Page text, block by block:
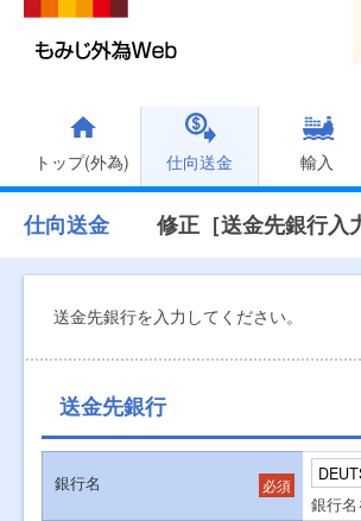
トップ(外為) 仕向送金 輸入
仕向送金 修正［送金先銀行入
送金先銀行を入力してください。
送金先銀行
銀行名 必須
銀行名